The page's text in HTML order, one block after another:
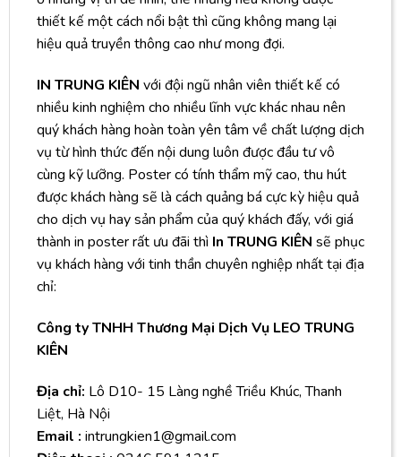
thiết kế một cách nổi bật thì cũng không mang lại
hiệu quả truyền thông cao như mong đợi.
IN TRUNG KIÊN với đội ngũ nhân viên thiết kế có
nhiều kinh nghiệm cho nhiều lĩnh vực khác nhau nên
quý khách hàng hoàn toàn yên tâm về chất lượng dịch
vụ từ hình thức đến nội dung luôn được đầu tư vô
cùng kỹ lưỡng. Poster có tính thẩm mỹ cao, thu hút
được khách hàng sẽ là cách quảng bá cực kỳ hiệu quả
cho dịch vụ hay sản phẩm của quý khách đấy, với giá
thành in poster rất ưu đãi thì In TRUNG KIÊN sẽ phục
vụ khách hàng với tinh thần chuyên nghiệp nhất tại địa
chỉ:
Công ty TNHH Thương Mại Dịch Vụ LEO TRUNG
KIÊN
Địa chỉ: Lô D10- 15 Làng nghề Triều Khúc, Thanh
Liệt, Hà Nội
Email : intrungkien1@gmail.com